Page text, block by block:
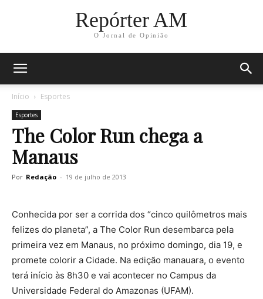
Repórter AM
O Jornal de Opinião
Início Esportes
Esportes
The Color Run chega a
Manaus
Por Redação - 19 de julho de 2013
Conhecida por ser a corrida dos “cinco quilômetros mais
felizes do planeta”, a The Color Run desembarca pela
primeira vez em Manaus, no próximo domingo, dia 19, e
promete colorir a Cidade. Na edição manauara, o evento
terá início às 8h30 e vai acontecer no Campus da
Universidade Federal do Amazonas (UFAM).